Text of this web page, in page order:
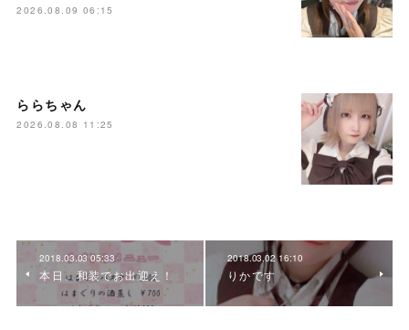
2026.08.09 06:15
ららちゃん
2026.08.08 11:25
2018.03.03 05:33
本日、和装でお出迎え！
2018.03.02 16:10
りかです